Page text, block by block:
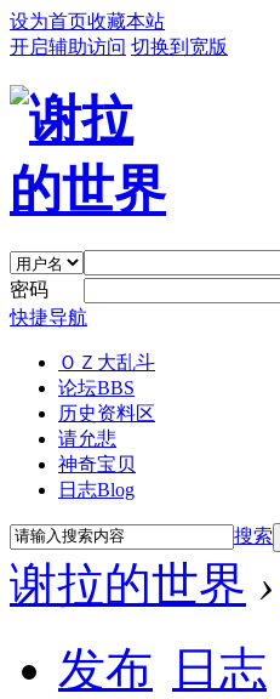
设为首页收藏本站
开启辅助访问 切换到宽版
密码
快捷导航
ＯＺ大乱斗
论坛BBS
历史资料区
请允悲
神奇宝贝
日志Blog
搜索
谢拉的世界 ›
发布
日志